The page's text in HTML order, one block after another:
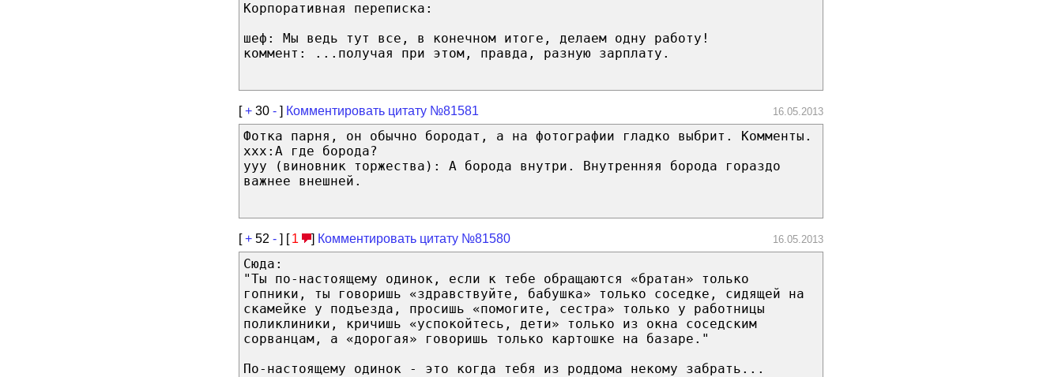
Корпоративная переписка:
шеф: Мы ведь тут все, в конечном итоге, делаем одну работу!
коммент: ...получая при этом, правда, разную зарплату.
[+ 30 - ] Комментировать цитату №81581 16.05.2013
Фотка парня, он обычно бородат, а на фотографии гладко выбрит. Комменты.
xxx:А где борода?
yyy (виновник торжества): А борода внутри. Внутренняя борода гораздо
важнее внешней.
[+ 52 - ] [ 1 ] Комментировать цитату №81580 16.05.2013
Сюда:
"Ты по-настоящему одинок, если к тебе обращаются «братан» только
гопники, ты говоришь «здравствуйте, бабушка» только соседке, сидящей на
скамейке у подъезда, просишь «помогите, сестра» только у работницы
поликлиники, кричишь «успокойтесь, дети» только из окна соседским
сорванцам, а «дорогая» говоришь только картошке на базаре."
По-настоящему одинок - это когда тебя из роддома некому забрать...